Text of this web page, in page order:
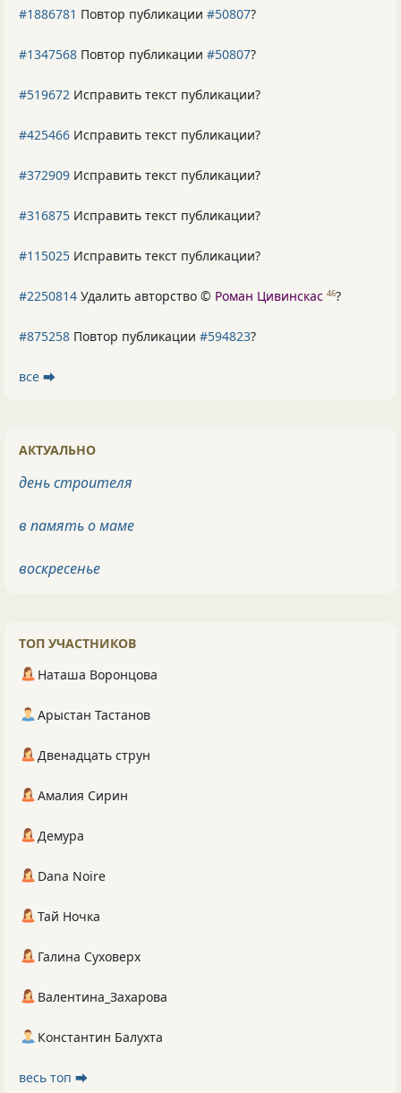
#1886781 Повтор публикации #50807?
#1347568 Повтор публикации #50807?
#519672 Исправить текст публикации?
#425466 Исправить текст публикации?
#372909 Исправить текст публикации?
#316875 Исправить текст публикации?
#115025 Исправить текст публикации?
#2250814 Удалить авторство © Роман Цивинскас 46?
#875258 Повтор публикации #594823?
все ⮕
АКТУАЛЬНО
день строителя
в память о маме
воскресенье
ТОП УЧАСТНИКОВ
Наташа Воронцова
Арыстан Тастанов
Двенадцать струн
Амалия Сирин
Демура
Dana Noire
Тай Ночка
Галина Суховерх
Валентина_Захарова
Константин Балухта
весь топ ⮕